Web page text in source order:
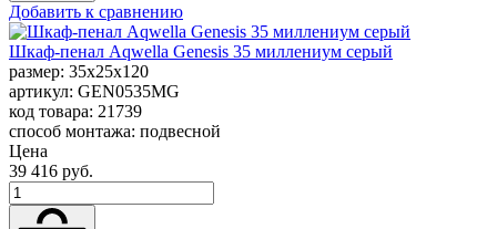
Добавить к сравнению
Шкаф-пенал Aqwella Genesis 35 миллениум серый
размер: 35x25x120
артикул: GEN0535MG
код товара: 21739
способ монтажа: подвесной
Цена
39 416 руб.